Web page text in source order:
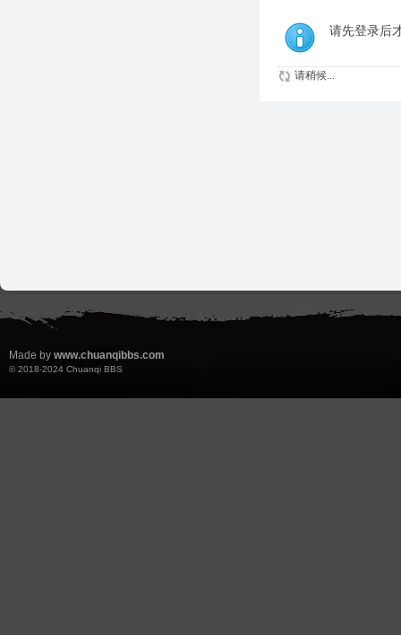
请先登录后
请稍候...
Made by www.chuanqibbs.com
© 2018-2024 Chuanqi BBS